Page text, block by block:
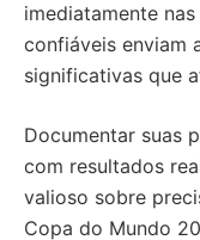
imediatamente
confiáveis enviam
significativas que
Documentar suas
com resultados
valioso sobre
Copa do Mundo